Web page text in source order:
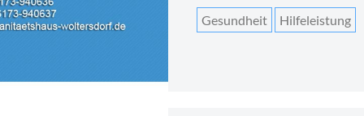
Gesundheit
Hilfeleistung